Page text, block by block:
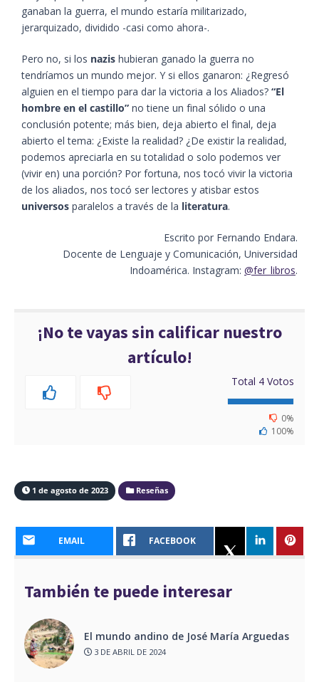
ganaban la guerra, el mundo estaría militarizado,
jerarquizado, dividido -casi como ahora-.
Pero no, si los nazis hubieran ganado la guerra no
tendríamos un mundo mejor. Y si ellos ganaron: ¿Regresó
alguien en el tiempo para dar la victoria a los Aliados? “El
hombre en el castillo” no tiene un final sólido o una
conclusión potente; más bien, deja abierto el final, deja
abierto el tema: ¿Existe la realidad? ¿De existir la realidad,
podemos apreciarla en su totalidad o solo podemos ver
(vivir en) una porción? Por fortuna, nos tocó vivir la victoria
de los aliados, nos tocó ser lectores y atisbar estos
universos paralelos a través de la literatura.
Escrito por Fernando Endara.
Docente de Lenguaje y Comunicación, Universidad
Indoamérica. Instagram: @fer_libros.
¡No te vayas sin calificar nuestro
artículo!
Total 4 Votos
0%
100%
1 de agosto de 2023 Reseñas
EMAIL FACEBOOK
También te puede interesar
El mundo andino de José María Arguedas
3 DE ABRIL DE 2024